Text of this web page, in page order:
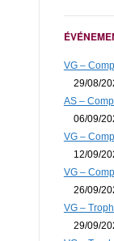
VG –
29/08/
AS –
06/09/
VG –
12/09/
VG –
26/09/
VG –
29/09/